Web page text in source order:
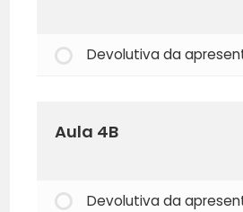
Devolutiva da
Aula 4B
Devolutiva da